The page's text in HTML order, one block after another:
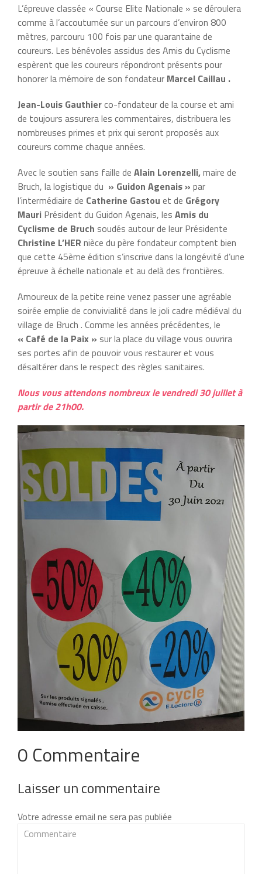
L’épreuve classée « Course Elite Nationale » se déroulera
comme à l’accoutumée sur un parcours d’environ 800
mètres, parcouru 100 fois par une quarantaine de
coureurs. Les bénévoles assidus des Amis du Cyclisme
espèrent que les coureurs répondront présents pour
honorer la mémoire de son fondateur Marcel Caillau .
Jean-Louis Gauthierco-fondateur de la course et ami
de toujours assurera les commentaires, distribuera les
nombreuses primes et prix qui seront proposés aux
coureurs comme chaque années.
Avec le soutien sans faille de Alain Lorenzelli,maire de
Bruch, la logistique du » Guidon Agenais » par
l’intermédiaire de Catherine Gastou et de Grégory
Mauri Président du Guidon Agenais, les Amis du
Cyclisme de Bruch soudés autour de leur Présidente
Christine L’HER nièce du père fondateur comptent bien
que cette 45ème édition s’inscrive dans la longévité d’une
épreuve à échelle nationale et au delà des frontières.
Amoureux de la petite reine venez passer une agréable
soirée emplie de convivialité dans le joli cadre médiéval du
village de Bruch . Comme les années précédentes, le
« Café de la Paix » sur la place du village vous ouvrira
ses portes afin de pouvoir vous restaurer et vous
désaltérer dans le respect des règles sanitaires.
Nous vous attendons nombreux le vendredi 30 juillet à
partir de 21h00.
0 Commentaire
Laisser un commentaire
Votre adresse email ne sera pas publiée